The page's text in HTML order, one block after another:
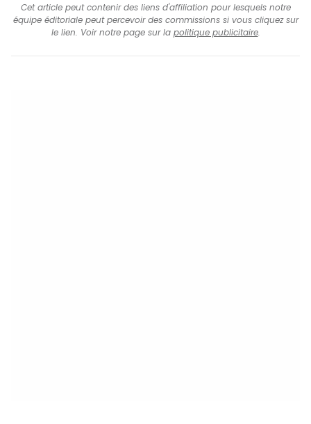
Cet article peut contenir des liens d'affiliation pour lesquels notre
équipe éditoriale peut percevoir des commissions si vous cliquez sur
le lien. Voir notre page sur la politique publicitaire.